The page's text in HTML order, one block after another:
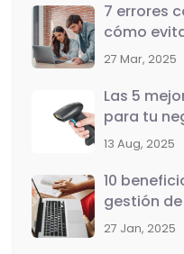
7 errores
cómo
27 Mar, 2025
Las 5
para tu
13 Aug, 2025
10
gestión de
27 Jan, 2025